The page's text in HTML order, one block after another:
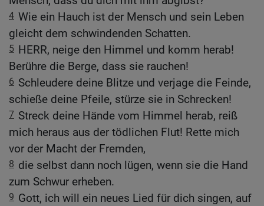
4 Wie ein Hauch ist der Mensch und sein Leben
gleicht dem schwindenden Schatten.
5 HERR, neige den Himmel und komm herab!
Berühre die Berge, dass sie rauchen!
6 Schleudere deine Blitze und verjage die Feinde,
schieße deine Pfeile, stürze sie in Schrecken!
7 Streck deine Hände vom Himmel herab, reiß
mich heraus aus der tödlichen Flut! Rette mich
vor der Macht der Fremden,
8 die selbst dann noch lügen, wenn sie die Hand
zum Schwur erheben.
9 Gott, ich will ein neues Lied für dich singen, auf